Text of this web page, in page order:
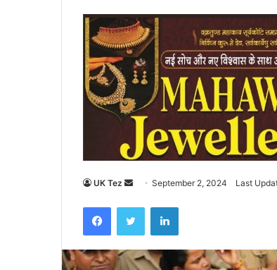
UK Tez
n
d
a
n
September 2, 2024 Last